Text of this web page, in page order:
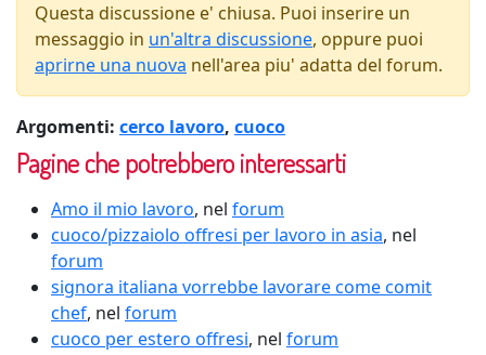
Questa discussione e' chiusa. Puoi inserire un
messaggio in un'altra discussione, oppure puoi
aprirne una nuova nell'area piu' adatta del forum.
Argomenti: cerco lavoro, cuoco
Pagine che potrebbero interessarti
Amo il mio lavoro, nel forum
cuoco/pizzaiolo offresi per lavoro in asia, nel
forum
signora italiana vorrebbe lavorare come comit
chef, nel forum
cuoco per estero offresi, nel forum